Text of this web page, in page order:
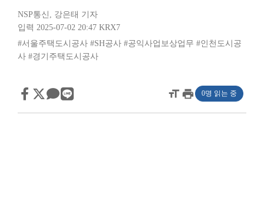
NSP통신 , 강은태 기자
입력 2025-07-02 20:47 KRX7
#서울주택도시공사 #SH공사 #공익사업보상업무 #인천도시공
사 #경기주택도시공사
format_sizeprint 0명 읽는 중